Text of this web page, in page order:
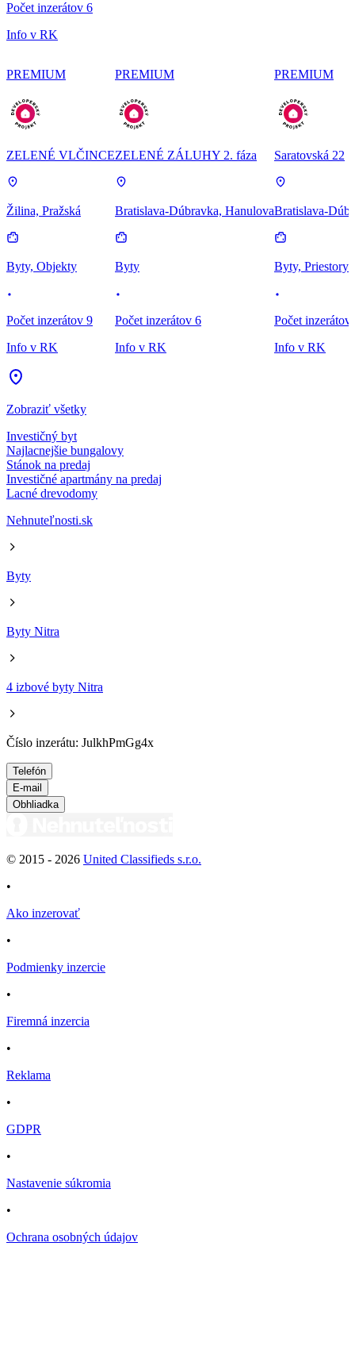
Počet inzerátov 6
Info v RK
PREMIUM
ZELENÉ VLČINCE
Žilina, Pražská
Byty, Objekty
Počet inzerátov 9
Info v RK
PREMIUM
ZELENÉ ZÁLUHY 2. fáza
Bratislava-Dúbravka, Hanulova
Byty
Počet inzerátov 6
Info v RK
PREMIUM
Saratovská 22
Bratislava-
Byty, Priestory
Počet inzerátov
Info v RK
Zobraziť všetky
Investičný byt
Najlacnejšie bungalovy
Stánok na predaj
Investičné apartmány na predaj
Lacné drevodomy
Nehnuteľnosti.sk
Byty
Byty Nitra
4 izbové byty Nitra
Číslo inzerátu: JulkhPmGg4x
Telefón
E-mail
Obhliadka
© 2015 - 2026 United Classifieds s.r.o.
•
Ako inzerovať
•
Podmienky inzercie
•
Firemná inzercia
•
Reklama
•
GDPR
•
Nastavenie súkromia
•
Ochrana osobných údajov